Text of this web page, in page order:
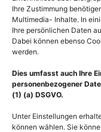
Ihre Zustimmung
Multimedia- Inhalte. In
Ihre persönlichen Daten
Dabei können ebenso
werden.
Dies umfasst auch Ihre
personenbezogener
(1) (a) DSGVO.
Unter Einstellungen
können wählen. Sie